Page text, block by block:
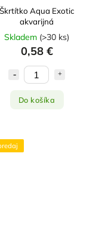
Škrtítko Aqua Exotic
akvarijná
Skladem (>30 ks)
0,58 €
Do košíka